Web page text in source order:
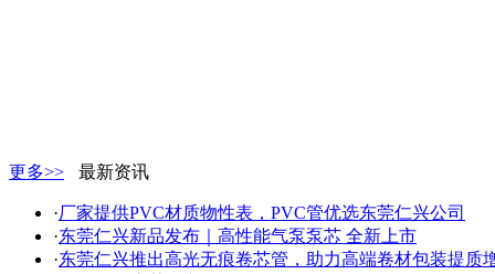
更多>> 最新资讯
·厂家提供PVC材质物性表，PVC管优选东莞仁兴公司
·东莞仁兴新品发布｜高性能气泵泵芯 全新上市
·东莞仁兴推出高光无痕卷芯管，助力高端卷材包装提质